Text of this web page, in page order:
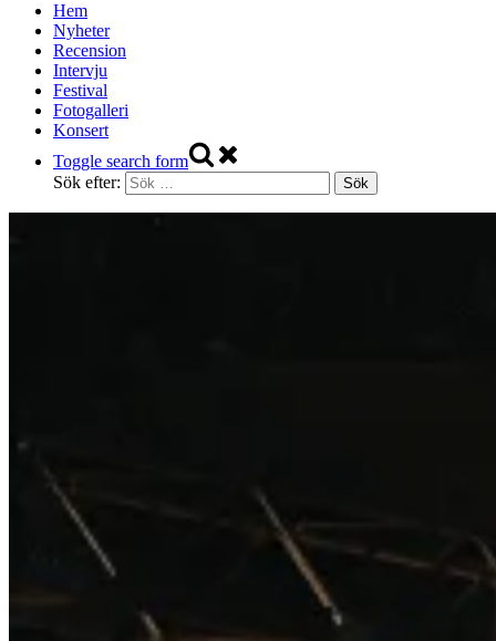
Hem
Nyheter
Recension
Intervju
Festival
Fotogalleri
Konsert
Toggle search form
Sök efter: